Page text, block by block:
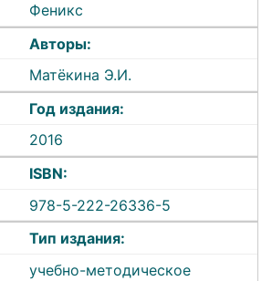
Феникс
Авторы:
Матёкина Э.И.
Год издания:
2016
ISBN:
978-5-222-26336-5
Тип издания:
учебно-методическое